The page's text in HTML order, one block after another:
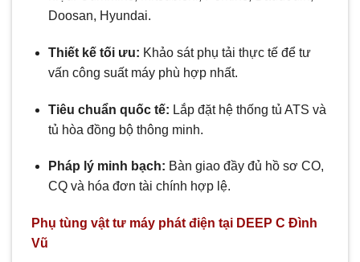
Doosan, Hyundai.
Thiết kế tối ưu: Khảo sát phụ tải thực tế để tư
vấn công suất máy phù hợp nhất.
Tiêu chuẩn quốc tế: Lắp đặt hệ thống tủ ATS và
tủ hòa đồng bộ thông minh.
Pháp lý minh bạch: Bàn giao đầy đủ hồ sơ CO,
CQ và hóa đơn tài chính hợp lệ.
Phụ tùng vật tư máy phát điện tại DEEP C Đình
Vũ